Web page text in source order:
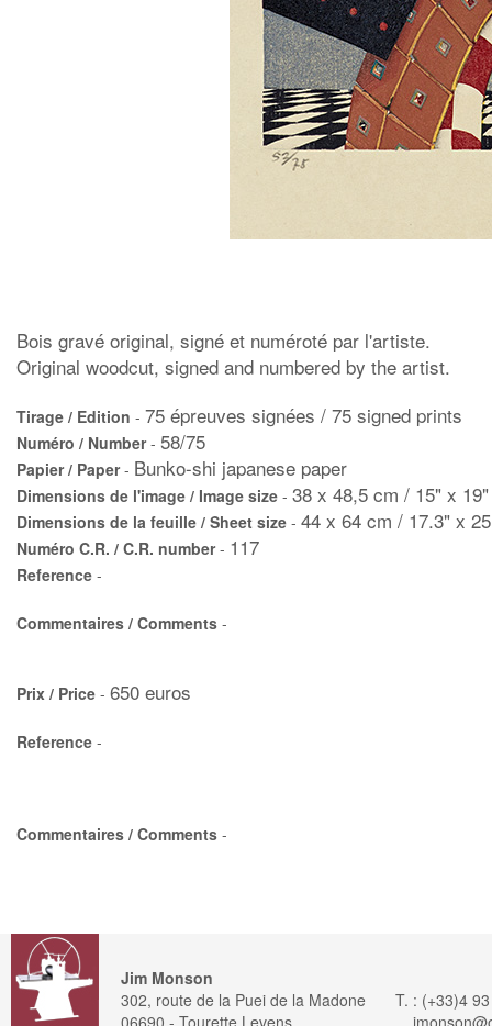
Bois gravé original, signé et numéroté par l'artiste.
Original woodcut, signed and numbered by the artist.
Tirage / Edition - 75 épreuves signées / 75 signed prints
Numéro / Number- 58/75
Papier / Paper- Bunko-shi japanese paper
Dimensions de l'image / Image size - 38 x 48,5 cm / 15" x 19"
Dimensions de la feuille / Sheet size - 44 x 64 cm / 17.3" x
Numéro C.R. / C.R. number- 117
Reference -
Commentaires / Comments -
Prix / Price - 650 euros
Reference -
Commentaires / Comments -
Jim Monson
302, route de la Puei de la Madone
06690 - Tourette Levens
T. : (+33)4